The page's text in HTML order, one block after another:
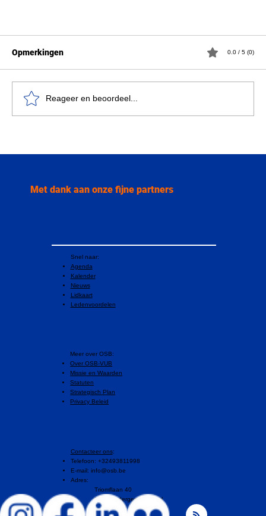
“Het recht om te beslissen” – Het verhaal van
Opmerkingen 0.0 / 5 (0)
Reageer en beoordeel...
Met dank aan onze fijne partners
Snel naar:
Agenda
Kalender
Nieuws
Lidkaart
Ledenvoordelen
​Meer over OSB:
Over OSB-VUB
Missie en Waarden
Statuten
Strategisch Plan
Privacy Beleid
Contacteer ons:
Telefoon: +32493811998
E-mail: info@osb.be
Adres:
Triomflaan 40
1160 Oudergem, Brussel